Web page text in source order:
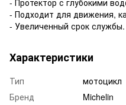
- Подходит для движения,
- Увеличенный срок службы.
Характеристики
Тип
мотоцикл
Бренд
Michelin